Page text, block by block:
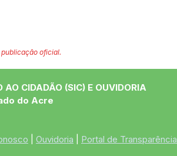
oficial.
AO CIDADÃO (SIC) E OUVIDORIA
do Acre
Ouvidoria Portal de Transparência